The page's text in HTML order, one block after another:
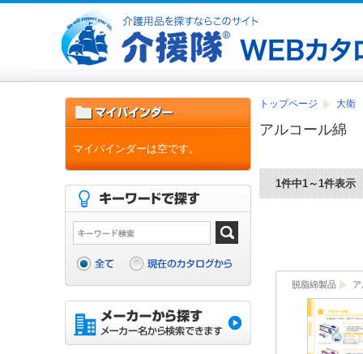
トップページ 大衛
アルコール綿
1件中1～1件表示
脱脂綿製品
マイバインダーは空です。